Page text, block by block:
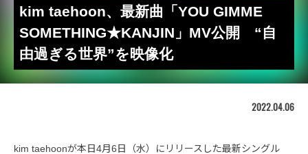
kim taehoon、最新曲「YOU GIMME
SOMETHING★KANJIN」MV公開 “自
由過ぎる世界”を映像化
2022.04.06
kim taehoonが本日4月6日（水）にリリースした最新シングル